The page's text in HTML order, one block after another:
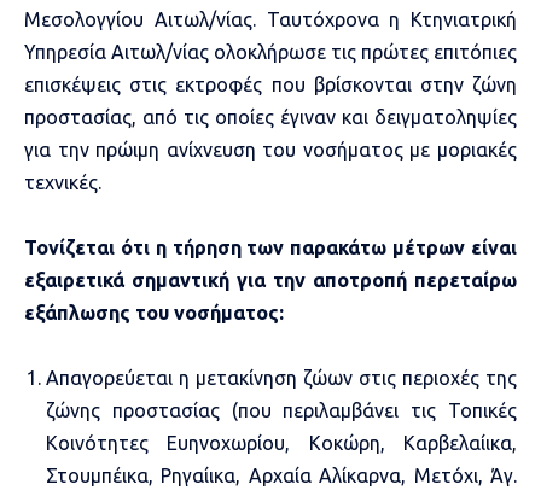
Μεσολογγίου Αιτωλ/νίας. Ταυτόχρονα η Κτηνιατρική
Υπηρεσία Αιτωλ/νίας ολοκλήρωσε τις πρώτες επιτόπιες
επισκέψεις στις εκτροφές που βρίσκονται στην ζώνη
προστασίας, από τις οποίες έγιναν και δειγματοληψίες
για την πρώιμη ανίχνευση του νοσήματος με μοριακές
τεχνικές.
Τονίζεται ότι η τήρηση των παρακάτω μέτρων είναι
εξαιρετικά σημαντική για την αποτροπή περεταίρω
εξάπλωσης του νοσήματος:
Απαγορεύεται η μετακίνηση ζώων στις περιοχές της
ζώνης προστασίας (που περιλαμβάνει τις Τοπικές
Κοινότητες Ευηνοχωρίου, Κοκώρη, Καρβελαίικα,
Στουμπέικα, Ρηγαίικα, Αρχαία Αλίκαρνα, Μετόχι, Άγ.